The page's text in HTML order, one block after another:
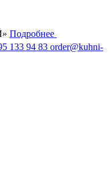
Подробнее
133 94 83 order@kuhni-